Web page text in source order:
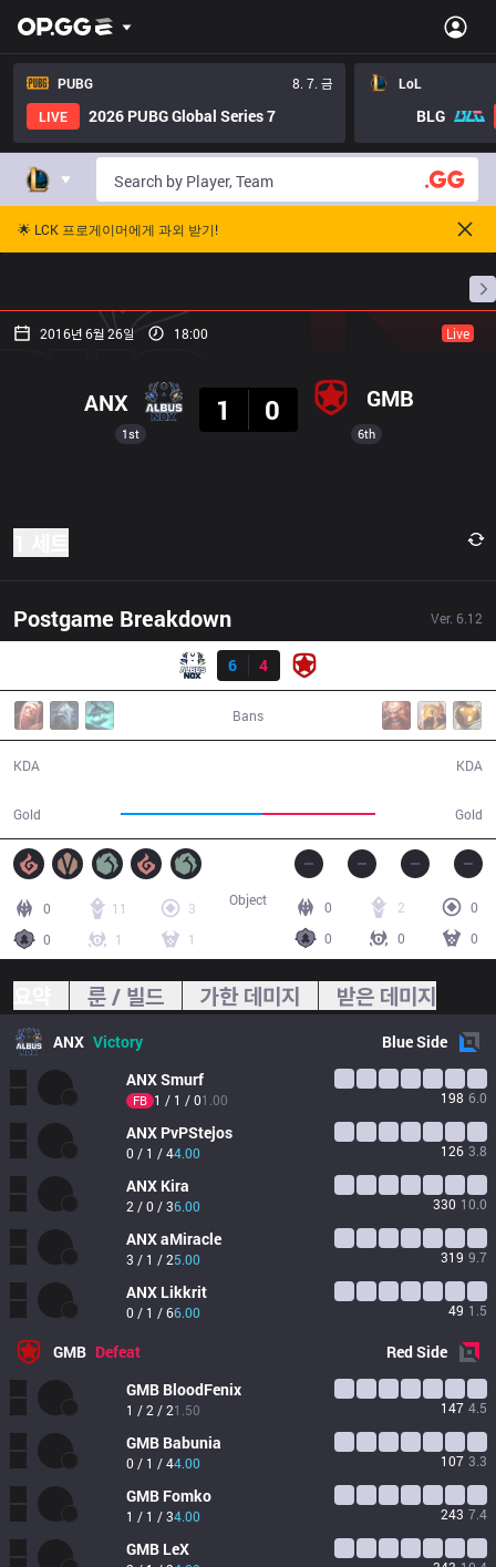
PUBG
8. 7. 금
LIVE
2026 PUBG Global Series 7
LoL
BLG
🌟 LCK 프로게이머에게 과외 받기!
프로빌
2016년 6월 26일 18:00 Live
1st
ANX
1
0 GMB
6th
Postgame Breakdown Ver. 6.12
6
4
Bans
KDA
Gold Gold
KDA
0 11
3
0
1 1
0 2
0
0
0 0
Object
룬 / 빌드 가한 데미지 받은 데미지
ANX Victory BlueSide
ANXSmurf
FB 1 / 1 / 01.00 198 6.0
ANX PvPStejos
0 / 1 / 44.00 126 3.8
ANX Kira
2 / 0 / 36.00 330 10.0
ANXaMiracle
3 / 1 / 25.00 319 9.7
ANX Likkrit
0 / 1 / 66.00 49 1.5
GMB Defeat RedSide
GMB BloodFenix
1 / 2 / 21.50 147 4.5
GMB Babunia
0 / 1 / 44.00 107 3.3
GMB Fomko
1 / 1 / 34.00 243 7.4
GMB LeX